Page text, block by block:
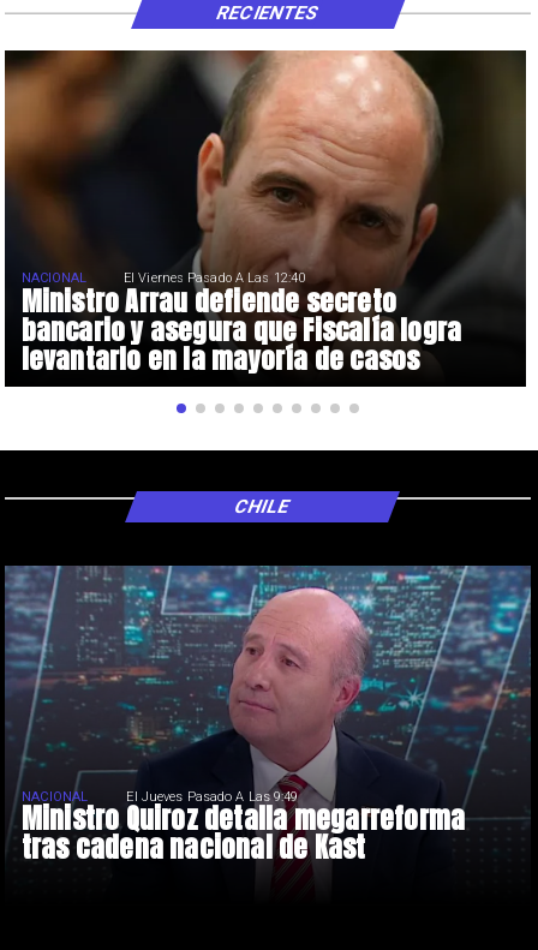
Ministro Arrau defiende secreto
bancario y asegura que Fiscalía logra
levantarlo en la mayoría de casos
NACIONAL El Viernes Pasado A Las 12:40
RECIENTES
Ministro Quiroz detalla megarreforma
tras cadena nacional de Kast
NACIONAL El Jueves Pasado A Las 9:49
CHILE